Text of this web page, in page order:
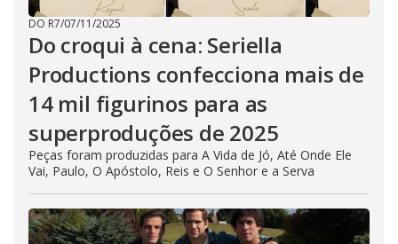
DO R7/07/11/2025
Do croqui à cena: Seriella
Productions confecciona mais de
14 mil figurinos para as
superproduções de 2025
Peças foram produzidas para A Vida de Jó, Até Onde Ele
Vai, Paulo, O Apóstolo, Reis e O Senhor e a Serva